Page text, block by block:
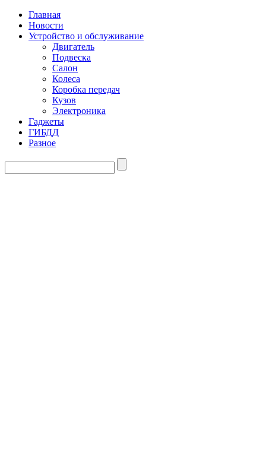
Главная
Новости
Устройство и обслуживание
Двигатель
Подвеска
Салон
Колеса
Коробка передач
Кузов
Электроника
Гаджеты
ГИБДД
Разное